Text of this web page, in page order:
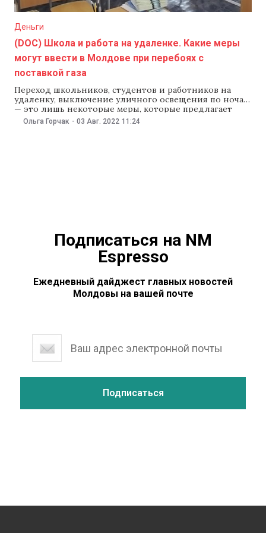
Деньги
(DOC) Школа и работа на удаленке. Какие меры
могут ввести в Молдове при перебоях с
поставкой газа
Переход школьников, студентов и работников на
удаленку, выключение уличного освещения по ночам
— это лишь некоторые меры, которые предлагает
правительство на случай прекращения поставок газа
зимой. Министерство инфраструктуры выставило
Ольга Горчак - 03 Авг. 2022 11:24
Подписаться на NM
Espresso
Ежедневный дайджест главных новостей
Молдовы на вашей почте